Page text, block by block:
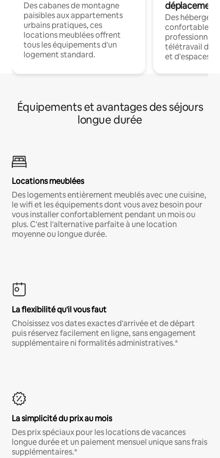
Des cabanes de montagne
paisibles aux appartements
urbains pratiques, ces
locations meublées offrent
tous les équipements d'un
logement standard.
déplacement
Des
confortables
professionnels
télétravail
et d'espaces
Équipements et avantages des séjours
longue durée
Locations meublées
Des logements entièrement meublés avec une cuisine,
le wifi et les équipements dont vous avez besoin pour
vous installer confortablement pendant un mois ou
plus. C'est l'alternative parfaite à une location
moyenne ou longue durée.
La flexibilité qu'il vous faut
Choisissez vos dates exactes d'arrivée et de départ
puis réservez facilement en ligne, sans engagement
supplémentaire ni formalités administratives.*
La simplicité du prix au mois
Des prix spéciaux pour les locations de vacances
longue durée et un paiement mensuel unique sans frais
supplémentaires.*